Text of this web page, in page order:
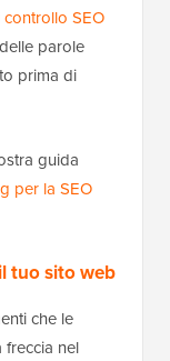
SEO
parole
prima di
guida
per la SEO
tuo sito web
che le
freccia nel